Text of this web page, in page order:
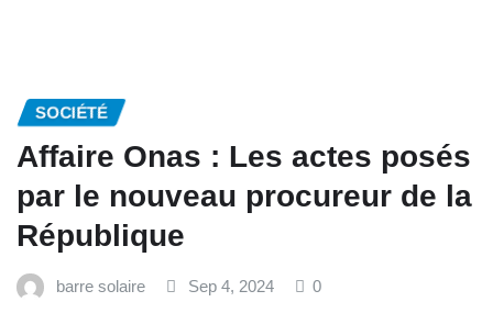
SOCIÉTÉ
Affaire Onas : Les actes posés
par le nouveau procureur de la
République
barre solaire Sep 4, 2024 0